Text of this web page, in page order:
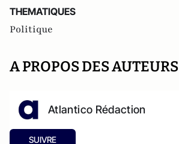
THEMATIQUES
Politique
A PROPOS DES AUTEURS
Atlantico Rédaction
SUIVRE